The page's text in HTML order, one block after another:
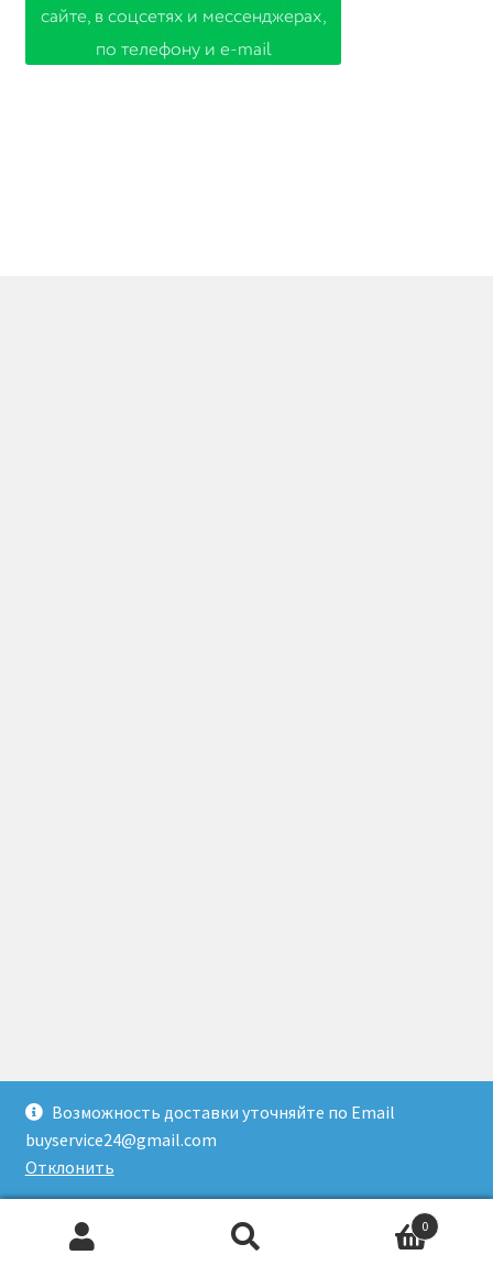
Возможность доставки уточняйте по Email
buyservice24@gmail.com
Отклонить
© Доставка товаров из Гонконга 2026
Создано с помощью WooCommerce
0